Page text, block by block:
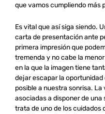
que vamos cumpliendo más
Es vital que así siga siendo.
carta de presentación ante
primera impresión que
tremenda y no cabe la
en la que la imagen tiene
dejar escapar la
posible a nuestra sonrisa.
asociadas a disponer de
trata de uno de los cuidados